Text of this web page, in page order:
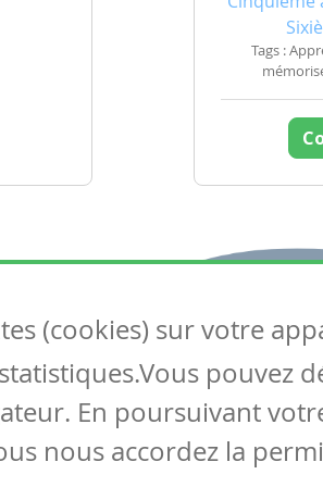
Tags :
Suivez-nous
Contactez-nous
Soutien scolaire
(cookies) sur votre
pouvez
En poursuivant
nous accordez la